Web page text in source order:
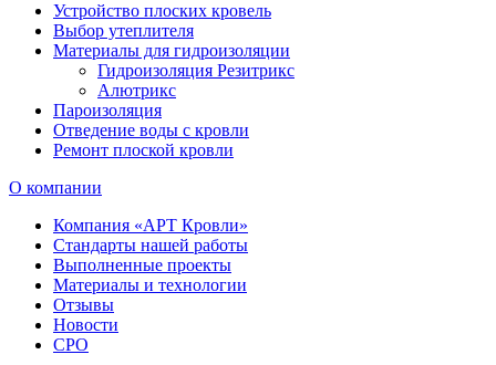
Устройство плоских кровель
Выбор утеплителя
Материалы для гидроизоляции
Гидроизоляция Резитрикс
Алютрикс
Пароизоляция
Отведение воды с кровли
Ремонт плоской кровли
О компании
Компания «АРТ Кровли»
Стандарты нашей работы
Выполненные проекты
Материалы и технологии
Отзывы
Новости
СРО